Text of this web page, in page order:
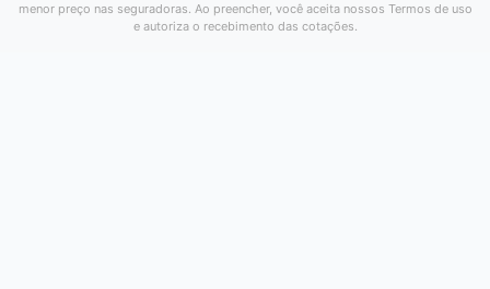
menor preço nas seguradoras. Ao preencher, você aceita nossos Termos de uso
e autoriza o recebimento das cotações.